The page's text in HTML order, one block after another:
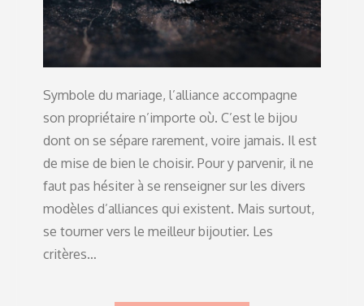
Symbole du mariage, l’alliance accompagne
son propriétaire n’importe où. C’est le bijou
dont on se sépare rarement, voire jamais. Il est
de mise de bien le choisir. Pour y parvenir, il ne
faut pas hésiter à se renseigner sur les divers
modèles d’alliances qui existent. Mais surtout,
se tourner vers le meilleur bijoutier. Les
critères…